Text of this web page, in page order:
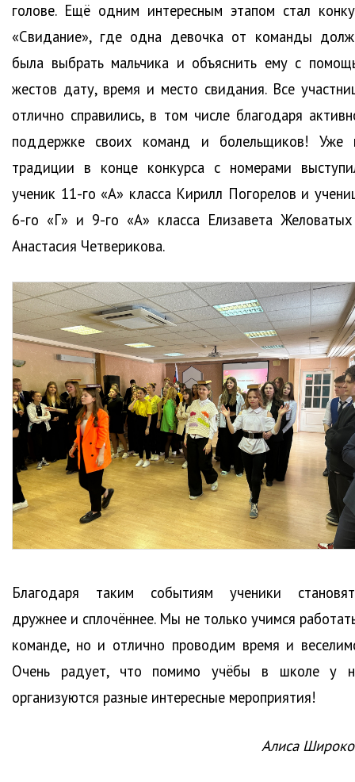
голове. Ещё одним интересным этапом стал
«Свидание», где одна девочка от команды
была выбрать мальчика и объяснить ему с
жестов дату, время и место свидания. Все
отлично справились, в том числе благодаря
поддержке своих команд и болельщиков! Уже
традиции в конце конкурса с номерами
ученик 11-го «А» класса Кирилл Погорелов и
6-го «Г» и 9-го «А» класса Елизавета
Анастасия Четверикова.
Благодаря таким событиям ученики
дружнее и сплочённее. Мы не только учимся
команде, но и отлично проводим время и
Очень радует, что помимо учёбы в школе у
организуются разные интересные мероприятия!
Алиса